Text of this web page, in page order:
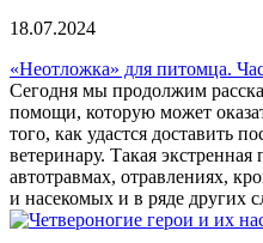
18.07.2024
«Неотложка» для питомца.
Сегодня мы продолжим
помощи, которую может
того, как удастся доставить
ветеринару. Такая
автотравмах, отравлениях,
и насекомых и в ряде других